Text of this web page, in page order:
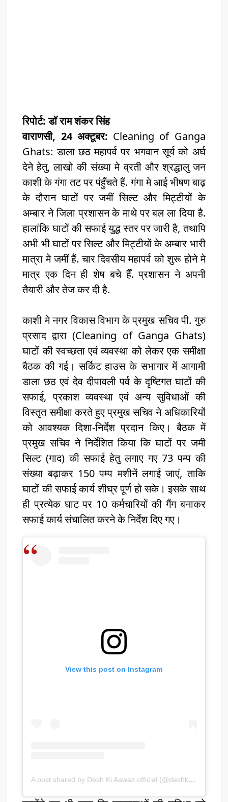
रिपोर्ट: डॉ राम शंकर सिंह
वाराणसी, 24 अक्टूबर: Cleaning of Ganga
Ghats: डाला छठ महापर्व पर भगवान सूर्य को अर्घ
देने हेतु, लाखो की संख्या मे व्रती और श्रद्धालु जन
काशी के गंगा तट पर पंहुँचते हैं. गंगा मे आई भीषण बाढ़
के दौरान घाटों पर जमीं सिल्ट और मिट्टीयों के
अम्बार ने जिला प्रशासन के माथे पर बल ला दिया है.
हालांकि घाटों की सफाई युद्ध स्तर पर जारी है, तथापि
अभी भी घाटों पर सिल्ट और मिट्टीयों के अम्बार भारी
मात्रा मे जमीं हैं. चार दिवसीय महापर्व को शुरू होने मे
मात्र एक दिन ही शेष बचे हैँ. प्रशासन ने अपनी
तैयारी और तेज कर दी है.
काशी मे नगर विकास विभाग के प्रमुख सचिव पी. गुरु
प्रसाद द्वारा (Cleaning of Ganga Ghats)
घाटों की स्वच्छता एवं व्यवस्था को लेकर एक समीक्षा
बैठक की गई। सर्किट हाउस के सभागार में आगामी
डाला छठ एवं देव दीपावली पर्व के दृष्टिगत घाटों की
सफाई, प्रकाश व्यवस्था एवं अन्य सुविधाओं की
विस्तृत समीक्षा करते हुए प्रमुख सचिव ने अधिकारियों
को आवश्यक दिशा-निर्देश प्रदान किए। बैठक में
प्रमुख सचिव ने निर्देशित किया कि घाटों पर जमी
सिल्ट (गाद) की सफाई हेतु लगाए गए 73 पम्प की
संख्या बढ़ाकर 150 पम्प मशीनें लगाई जाएं, ताकि
घाटों की सफाई कार्य शीघ्र पूर्ण हो सके। इसके साथ
ही प्रत्येक घाट पर 10 कर्मचारियों की गैंग बनाकर
सफाई कार्य संचालित करने के निर्देश दिए गए।
View this post on Instagram
A post shared by Desh Ki Aawaz official (@deshkiaawaz)